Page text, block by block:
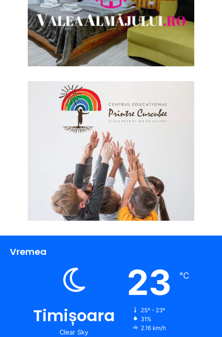
Vremea
Timișoara
Clear Sky
23 ℃
25º - 23º
31%
2.16 km/h